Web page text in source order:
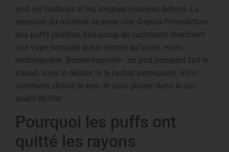
end, les festivals et les longues journées dehors. La
question du matériel se pose vite. Depuis l’interdiction
des puffs jetables, beaucoup de vapoteurs cherchent
une vape nomade aussi simple qu’avant, mais
rechargeable. Bonne nouvelle : un pod compact fait le
travail, sans le déchet ni le rachat permanent. Voici
comment choisir le bon, et quoi glisser dans le sac
avant de filer.
Pourquoi les puffs ont
quitté les rayons